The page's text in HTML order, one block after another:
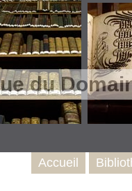
du
Accueil